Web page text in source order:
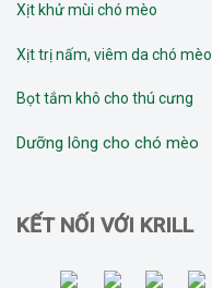
Xịt khử mùi chó mèo
Xịt trị nấm, viêm da chó mèo
Bọt tắm khô cho thú cưng
Dưỡng lông cho chó mèo
KẾT NỐI VỚI KRILL